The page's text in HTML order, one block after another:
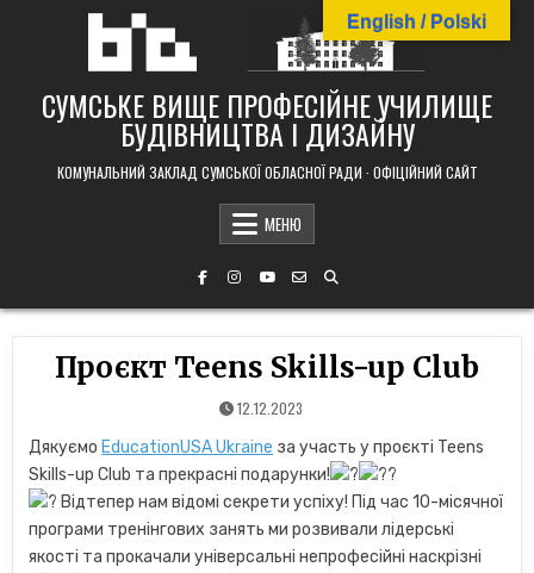
СУМСЬКЕ ВИЩЕ ПРОФЕСІЙНЕ УЧИЛИЩЕ
БУДІВНИЦТВА І ДИЗАЙНУ
КОМУНАЛЬНИЙ ЗАКЛАД СУМСЬКОЇ ОБЛАСНОЇ РАДИ · ОФІЦІЙНИЙ САЙТ
МЕНЮ
Проєкт Teens Skills-up Club
12.12.2023
Дякуємо EducationUSA Ukraine за участь у проєкті Teens
Skills-up Club та прекрасні подарунки!
Відтепер нам відомі секрети успіху! Під час 10-місячної
програми тренінгових занять ми розвивали лідерські
якості та прокачали універсальні непрофесійні наскрізні
English / Polski